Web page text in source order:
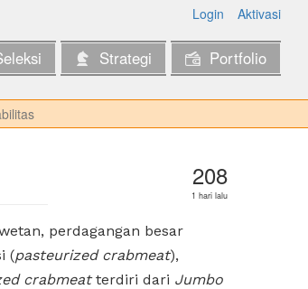
Login Aktivasi
Strategi Portfolio
208
1 hari lalu
perdagangan besar
(pasteurized crabmeat),
crabmeatterdiri dari Jumbo